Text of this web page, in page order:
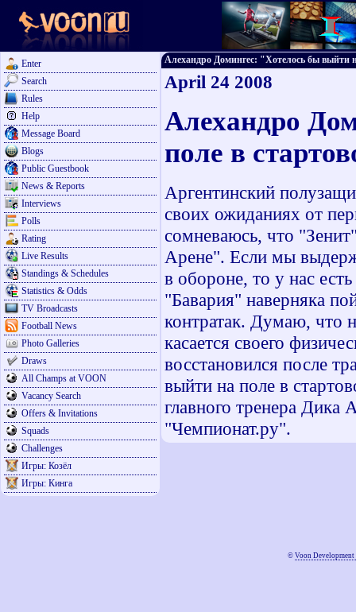
Enter
Search
Rules
Help
Message Board
Blogs
Public Guestbook
News & Reports
Interviews
Polls
Rating
Live Results
Standings & Schedules
Statistics & Odds
TV Broadcasts
Football News
Photo Galleries
Draws
All Champs at VOON
Vacancy Search
Offers & Invitations
Squads
Challenges
Игры: Козёл
Игры: Кинга
Алехандро Домингес: "Хотелось бы выйти
April 24 2008
Алехандро
поле в
Аргентинский
своих ожиданиях от
сомневаюсь, что
Арене". Если мы
в обороне, то у нас
"Бавария" наверняка
контратак. Думаю, что
касается своего
восстановился после
выйти на поле в
главного тренера Дика
"Чемпионат.ру".
© Voon Development